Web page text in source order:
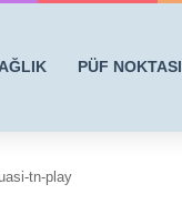
PÜF NOKTASI
tn-play